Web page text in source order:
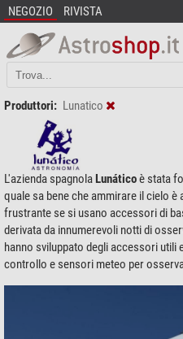
NEGOZIO RIVISTA
Produttori: Lunatico
L'azienda spagnolaLunáticoè stata
quale sa bene che ammirare il cielo
frustrante se si usano accessori di
derivata da innumerevoli notti di
hanno sviluppato degli accessori
controllo e sensori meteo per